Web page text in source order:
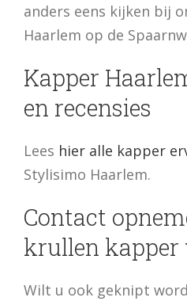
anders eens kijken bij
Haarlem op de
Kapper
en recensies
Lees hier alle kapper
Stylisimo Haarlem.
Contact
krullen kapper
Wilt u ook geknipt